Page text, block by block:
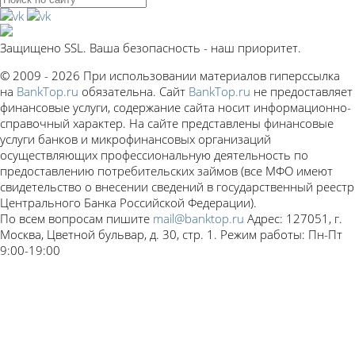
Защищено SSL. Ваша безопасность - наш приоритет.
© 2009 - 2026 При использовании материалов гиперссылка
на BankTop.ru обязательна. Сайт BankTop.ru не предоставляет
финансовые услуги, содержание сайта носит информационно-
справочный характер. На сайте представлены финансовые
услуги банков и микрофинансовых организаций
осуществляющих профессиональную деятельность по
предоставлению потребительских займов (все МФО имеют
свидетельство о внесении сведений в государственный реестр
Центрального Банка Российской Федерации).
По всем вопросам пишите mail@banktop.ru Адрес: 127051, г.
Москва, Цветной бульвар, д. 30, стр. 1. Режим работы: Пн-Пт
9:00-19:00